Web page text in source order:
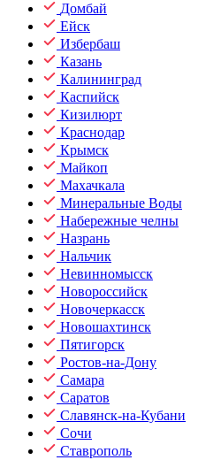
Домбай
Ейск
Избербаш
Казань
Калининград
Каспийск
Кизилюрт
Краснодар
Крымск
Майкоп
Махачкала
Минеральные Воды
Набережные челны
Назрань
Нальчик
Невинномысск
Новороссийск
Новочеркасск
Новошахтинск
Пятигорск
Ростов-на-Дону
Самара
Саратов
Славянск-на-Кубани
Сочи
Ставрополь